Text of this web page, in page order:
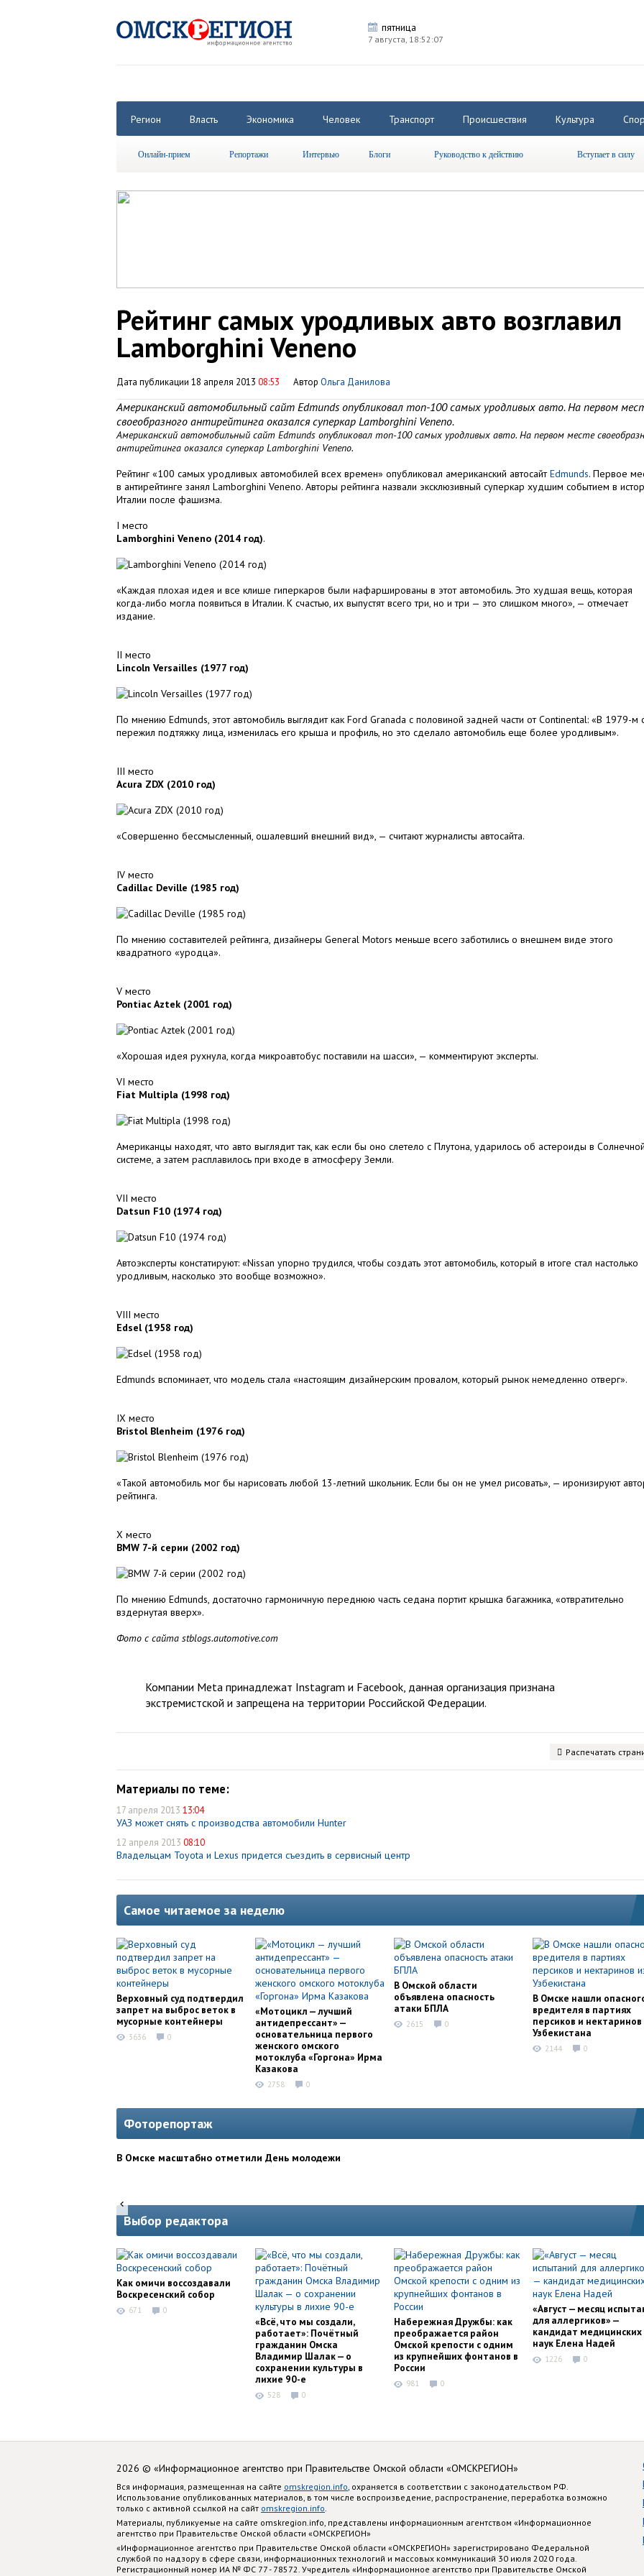
пятница
7 августа, 18:52:07
Регион Власть Экономика Человек Транспорт Происшествия Культура
Онлайн-прием Репортажи Интервью Блоги Руководство к действию Вступает в силу
Рейтинг самых уродливых авто возглавил
Lamborghini Veneno
Дата публикации 18 апреля 2013 08:53 Автор Ольга Данилова
Американский автомобильный сайт Edmunds опубликовал топ-100 самых уродливых авто. На первом
своеобразного антирейтинга оказался суперкар Lamborghini Veneno.
Американский автомобильный сайт Edmunds опубликовал топ-100 самых уродливых авто. На первом месте
антирейтинга оказался суперкар Lamborghini Veneno.
Рейтинг «100 самых уродливых автомобилей всех времен» опубликовал американский автосайтEdmunds. Первое
в антирейтинге занял Lamborghini Veneno. Авторы рейтинга назвали эксклюзивный суперкар худшим событием в
Италии после фашизма.
I место
Lamborghini Veneno (2014 год).
«Каждая плохая идея и все клише гиперкаров были нафаршированы в этот автомобиль. Это худшая вещь, которая
когда-либо могла появиться в Италии. К счастью, их выпустят всего три, но и три — это слишком много», — отмечает
издание.
II место
Lincoln Versailles (1977 год)
По мнению Edmunds, этот автомобиль выглядит как Ford Granada с половиной задней части от Continental: «В 1979-м
пережил подтяжку лица, изменилась его крыша и профиль, но это сделало автомобиль еще более уродливым».
III место
Acura ZDX (2010 год)
«Совершенно бессмысленный, ошалевший внешний вид», — считают журналисты автосайта.
IV место
Cadillac Deville (1985 год)
По мнению составителей рейтинга, дизайнеры General Motors меньше всего заботились о внешнем виде этого
квадратного «уродца».
V место
Pontiac Aztek (2001 год)
«Хорошая идея рухнула, когда микроавтобус поставили на шасси», — комментируют эксперты.
VI место
Fiat Multipla (1998 год)
Американцы находят, что авто выглядит так, как если бы оно слетело с Плутона, ударилось об астероиды в
системе, а затем расплавилось при входе в атмосферу Земли.
VII место
Datsun F10 (1974 год)
Автоэксперты констатируют: «Nissan упорно трудился, чтобы создать этот автомобиль, который в итоге стал настолько
уродливым, насколько это вообще возможно».
VIII место
Edsel (1958 год)
Edmunds вспоминает, что модель стала «настоящим дизайнерским провалом, который рынок немедленно отверг».
IX место
Bristol Blenheim (1976 год)
«Такой автомобиль мог бы нарисовать любой 13-летний школьник. Если бы он не умел рисовать», — иронизируют
рейтинга.
X место
BMW 7-й серии (2002 год)
По мнению Edmunds, достаточно гармоничную переднюю часть седана портит крышка багажника, «отвратительно
вздернутая вверх».
Фото с сайта stblogs.automotive.com
Компании Meta принадлежат Instagram и Facebook, данная организация признана
экстремистской и запрещена на территории Российской Федерации.
Распечатать
Материалы по теме:
17 апреля 2013 13:04
УАЗ может снять с производства автомобили Hunter
12 апреля 2013 08:10
Владельцам Toyota и Lexus придется съездить в сервисный центр
Самое читаемое за неделю
Верховный суд подтвердил
запрет на выброс веток в
мусорные контейнеры
3636 0
«Мотоцикл — лучший
антидепрессант» —
основательница первого
женского омского
мотоклуба «Горгона» Ирма
Казакова
2758 0
В Омской области
объявлена опасность
атаки БПЛА
2615 0
В Омске нашли
вредителя в партиях
персиков и нектаринов
Узбекистана
2144 0
Фоторепортаж
В Омске масштабно отметили День молодежи
Выбор редактора
Как омичи воссоздавали
Воскресенский собор
671 0
«Всё, что мы создали,
работает»: Почётный
гражданин Омска
Владимир Шалак — о
сохранении культуры в
лихие 90-е
528 0
Набережная Дружбы: как
преображается район
Омской крепости с одним
из крупнейших фонтанов в
России
981 0
«Август — месяц
для аллергиков» —
кандидат медицинских
наук Елена Надей
1226 0
2026 © «Информационное агентство при Правительстве Омской области «ОМСКРЕГИОН»
Вся информация, размещенная на сайте omskregion.info , охраняется в соответствии с законодательством РФ.
Использование опубликованных материалов, в том числе воспроизведение, распространение, переработка возможно
только с активной ссылкой на сайт omskregion.info
Материалы, публикуемые на сайте omskregion.info, представлены информационным агентством «Информационное
агентство при Правительстве Омской области «ОМСКРЕГИОН»
«Информационное агентство при Правительстве Омской области «ОМСКРЕГИОН» зарегистрировано Федеральной
службой по надзору в сфере связи, информационных технологий и массовых коммуникаций 30 июля 2020 года.
Регистрационный номер ИА № ФС 77 - 78572. Учредитель «Информационное агентство при Правительстве Омской